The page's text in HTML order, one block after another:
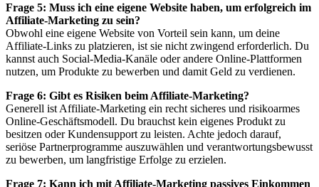
Frage 5: Muss ich eine eigene Website haben, um erfolgreich im
Affiliate-Marketing zu sein?
Obwohl eine eigene Website von Vorteil sein kann, um deine
Affiliate-Links zu platzieren, ist sie nicht zwingend erforderlich. Du
kannst auch Social-Media-Kanäle oder andere Online-Plattformen
nutzen, um Produkte zu bewerben und damit Geld zu verdienen.
Frage 6: Gibt es Risiken beim Affiliate-Marketing?
Generell ist Affiliate-Marketing ein recht sicheres und risikoarmes
Online-Geschäftsmodell. Du brauchst kein eigenes Produkt zu
besitzen oder Kundensupport zu leisten. Achte jedoch darauf,
seriöse Partnerprogramme auszuwählen und verantwortungsbewusst
zu bewerben, um langfristige Erfolge zu erzielen.
Frage 7: Kann ich mit Affiliate-Marketing passives Einkommen